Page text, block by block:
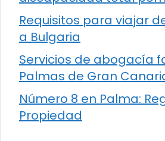
Requisitos para viajar
a Bulgaria
Servicios de abogacía
Palmas de Gran
Número 8 en Palma:
Propiedad